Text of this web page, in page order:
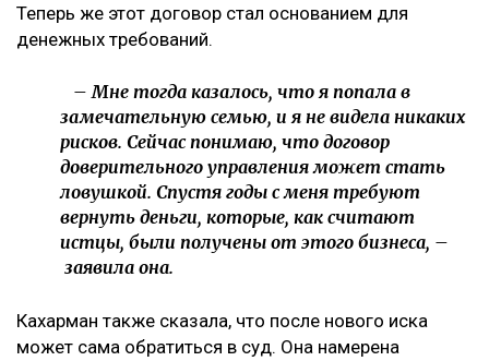
Теперь же этот договор стал основанием для
денежных требований.
– Мне тогда казалось, что я попала в
замечательную семью, и я не видела никаких
рисков. Сейчас понимаю, что договор
доверительного управления может стать
ловушкой. Спустя годы с меня требуют
вернуть деньги, которые, как считают
истцы, были получены от этого бизнеса, –
заявила она.
Кахарман также сказала, что после нового иска
может сама обратиться в суд. Она намерена